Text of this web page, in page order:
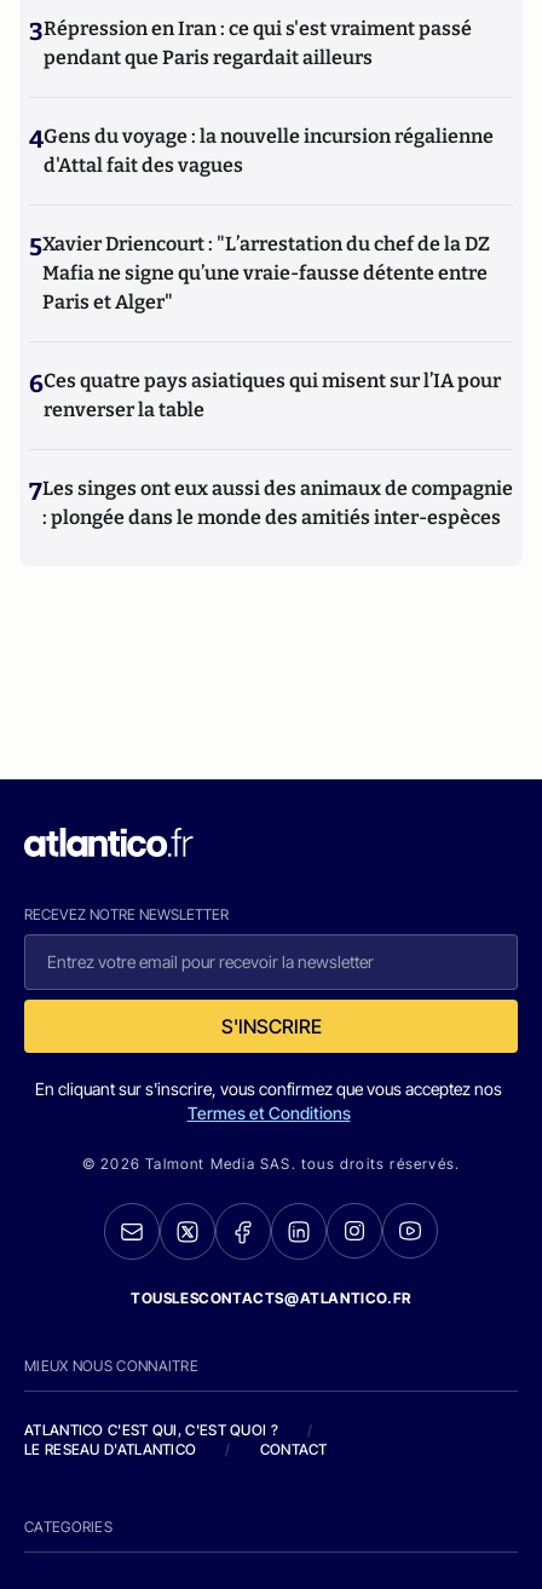
3Répression en Iran : ce qui s'est vraiment passé
pendant que Paris regardait ailleurs
4Gens du voyage : la nouvelle incursion régalienne
d'Attal fait des vagues
5Xavier Driencourt : "L’arrestation du chef de la DZ
Mafia ne signe qu’une vraie-fausse détente entre
Paris et Alger"
6Ces quatre pays asiatiques qui misent sur l’IA pour
renverser la table
7Les singes ont eux aussi des animaux de compagnie
: plongée dans le monde des amitiés inter-espèces
RECEVEZ NOTRE NEWSLETTER
S'INSCRIRE
En cliquant sur s'inscrire, vous confirmez que vous acceptez nos
Termes et Conditions
© 2026 Talmont Media SAS. tous droits réservés.
TOUSLESCONTACTS@ATLANTICO.FR
MIEUX NOUS CONNAITRE
ATLANTICO C'EST QUI, C'EST QUOI ?
/
LE RESEAU D'ATLANTICO
/ CONTACT
CATEGORIES